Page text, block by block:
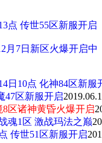
点 传世55区新服开启
月7日新区火爆开启中
日10点 化神84区新服
47区新服开启
8区诸神黄昏火爆开启
魂1区 激战玛法之巅
传世51区新服开启